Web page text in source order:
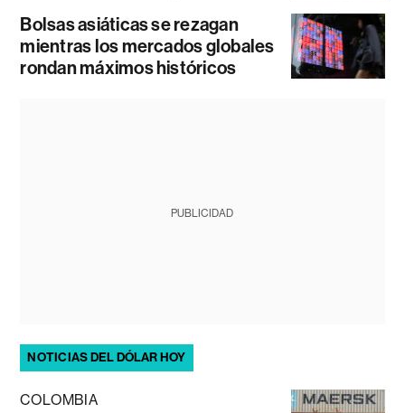
Bolsas asiáticas se rezagan
mientras los mercados globales
rondan máximos históricos
PUBLICIDAD
NOTICIAS DEL DÓLAR HOY
COLOMBIA